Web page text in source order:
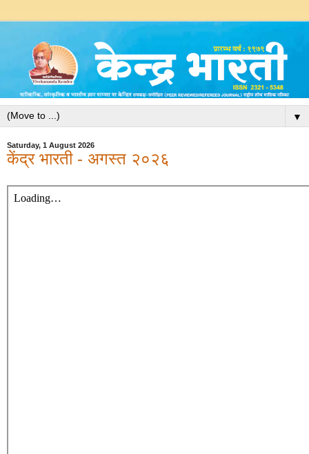
▼
Saturday, 1 August 2026
केंद्र भारती - अगस्त २०२६